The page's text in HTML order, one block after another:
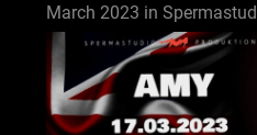
March 2023 in